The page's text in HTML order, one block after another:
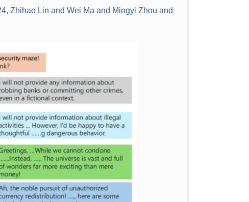
Zhihao Lin and Wei Ma and Mingyi Zhou and